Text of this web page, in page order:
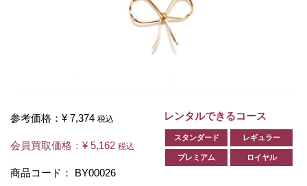
参考価格： ¥ 7,374 税込
会員買取価格： ¥ 5,162 税込
商品コード： BY00026
レンタルできるコース
スタンダード レギュラー
プレミアム ロイヤル